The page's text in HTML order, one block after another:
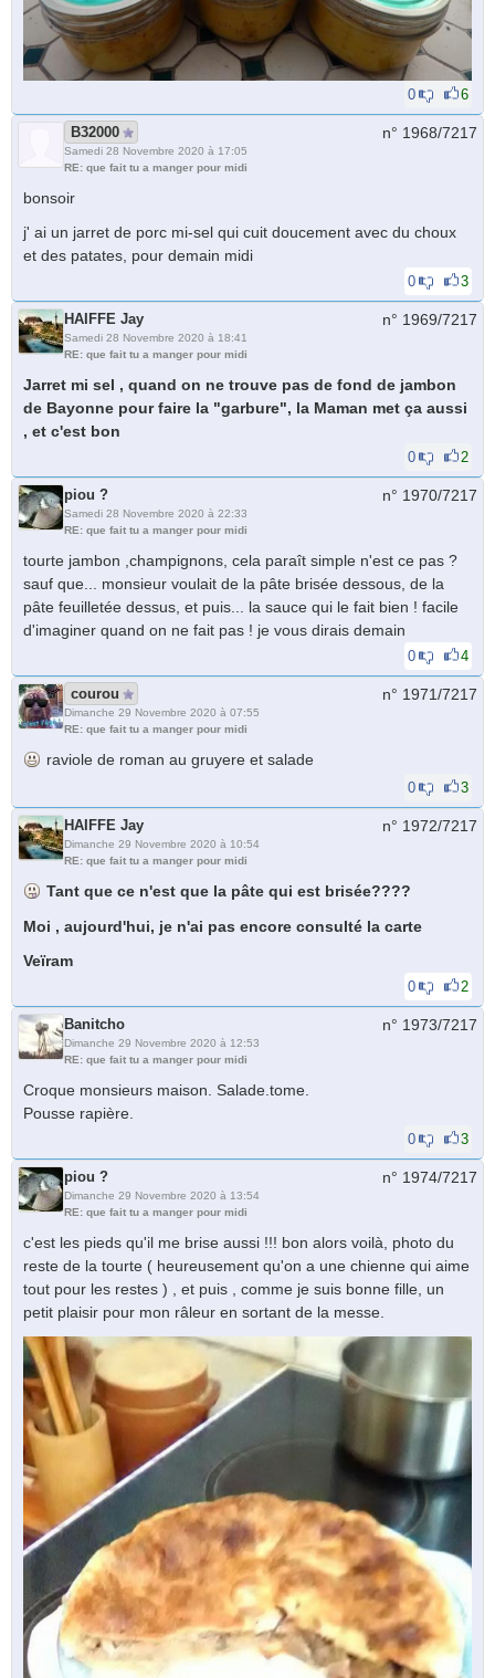
0 6
B32000
Samedi 28 Novembre 2020 à 17:05
RE: que fait tu a manger pour midi
n° 1968/7217
bonsoir
j' ai un jarret de porc mi-sel qui cuit doucement avec du choux
et des patates, pour demain midi
0 3
HAIFFE Jay
Samedi 28 Novembre 2020 à 18:41
RE: que fait tu a manger pour midi
n° 1969/7217
Jarret mi sel , quand on ne trouve pas de fond de jambon
de Bayonne pour faire la "garbure", la Maman met ça aussi
, et c'est bon
0 2
piou ?
Samedi 28 Novembre 2020 à 22:33
RE: que fait tu a manger pour midi
n° 1970/7217
tourte jambon ,champignons, cela paraît simple n'est ce pas ?
sauf que... monsieur voulait de la pâte brisée dessous, de la
pâte feuilletée dessus, et puis... la sauce qui le fait bien ! facile
d'imaginer quand on ne fait pas ! je vous dirais demain
0 4
courou
Dimanche 29 Novembre 2020 à 07:55
RE: que fait tu a manger pour midi
n° 1971/7217
raviole de roman au gruyere et salade
0 3
HAIFFE Jay
Dimanche 29 Novembre 2020 à 10:54
RE: que fait tu a manger pour midi
n° 1972/7217
Tant que ce n'est que la pâte qui est brisée????
Moi , aujourd'hui, je n'ai pas encore consulté la carte
Veïram
0 2
Banitcho
Dimanche 29 Novembre 2020 à 12:53
RE: que fait tu a manger pour midi
n° 1973/7217
Croque monsieurs maison. Salade.tome.
Pousse rapière.
0 3
piou ?
Dimanche 29 Novembre 2020 à 13:54
RE: que fait tu a manger pour midi
n° 1974/7217
c'est les pieds qu'il me brise aussi !!! bon alors voilà, photo du
reste de la tourte ( heureusement qu'on a une chienne qui aime
tout pour les restes ) , et puis , comme je suis bonne fille, un
petit plaisir pour mon râleur en sortant de la messe.